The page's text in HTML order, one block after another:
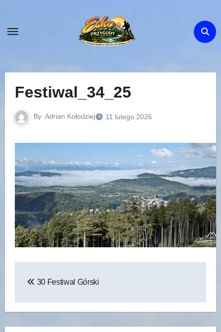
content
Festiwal_34_25
By Adrian Kołodziej 11 lutego 2026
30 Festiwal Górski